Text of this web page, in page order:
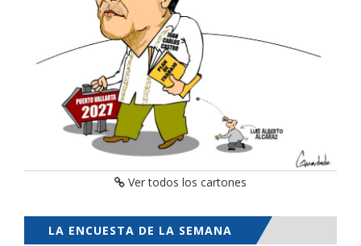
Ver todos los cartones
LA ENCUESTA DE LA SEMANA